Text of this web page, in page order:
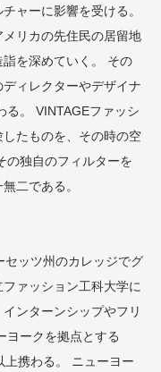
ャーに影響を受ける。
リカの先住民の居留地
を深めていく。 その
ィレクターやデザイナ
る。 VINTAGEファッシ
たものを、その時の空
の独自のフィルターを
二である。
セッツ州のカレッジでグ
ァッション工科大学に
ンターンシップやフリ
ヨークを拠点とする
携わる。 ニューヨー